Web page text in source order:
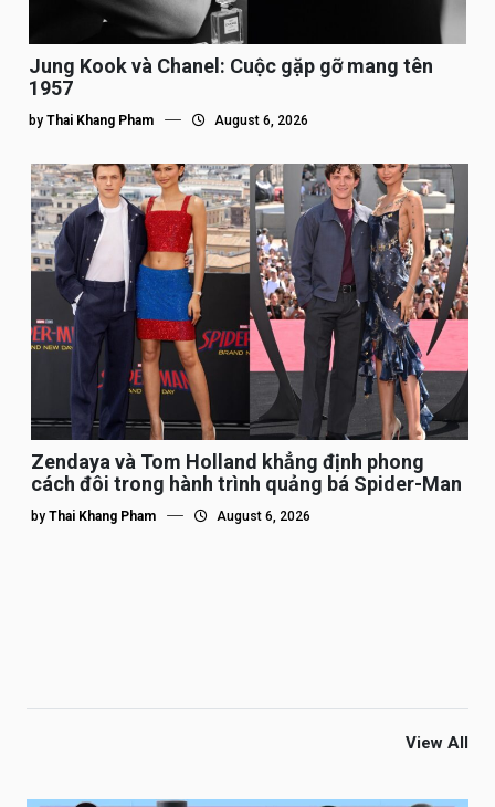
Jung Kook và Chanel: Cuộc gặp gỡ mang tên
1957
by Thai Khang Pham August 6, 2026
Zendaya và Tom Holland khẳng định phong
cách đôi trong hành trình quảng bá Spider-Man
by Thai Khang Pham August 6, 2026
View All